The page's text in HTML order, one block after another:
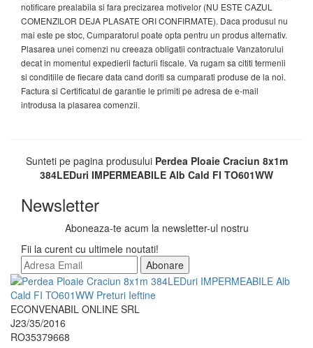
notificare prealabila si fara precizarea motivelor (NU ESTE CAZUL
COMENZILOR DEJA PLASATE ORI CONFIRMATE). Daca produsul nu
mai este pe stoc, Cumparatorul poate opta pentru un produs alternativ.
Plasarea unei comenzi nu creeaza obligatii contractuale Vanzatorului
decat in momentul expedierii facturii fiscale. Va rugam sa cititi termenii
si conditiile de fiecare data cand doriti sa cumparati produse de la noi.
Factura si Certificatul de garantie le primiti pe adresa de e-mail
introdusa la plasarea comenzii.
Sunteti pe pagina produsului Perdea Ploaie Craciun 8x1m
384LEDuri IMPERMEABILE Alb Cald FI TO601WW
Newsletter
Aboneaza-te acum la newsletter-ul nostru
Fii la curent cu ultimele noutati!
Abonare
ECONVENABIL ONLINE SRL
J23/35/2016
RO35379668